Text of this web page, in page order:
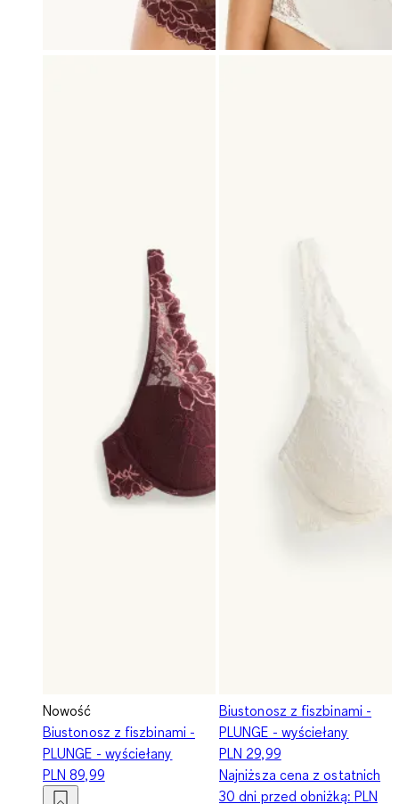
Nowość
Biustonosz z fiszbinami -
PLUNGE - wyściełany
PLN 89,99
Biustonosz z fiszbinami -
PLUNGE - wyściełany
PLN 29,99
Najniższa cena z ostatnich
30 dni przed obniżką: PLN